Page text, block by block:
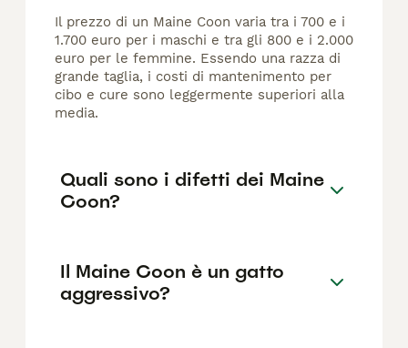
Il prezzo di un Maine Coon varia tra i 700 e i
1.700 euro per i maschi e tra gli 800 e i 2.000
euro per le femmine. Essendo una razza di
grande taglia, i costi di mantenimento per
cibo e cure sono leggermente superiori alla
media.
Quali sono i difetti dei Maine
Coon?
Il Maine Coon è un gatto
aggressivo?